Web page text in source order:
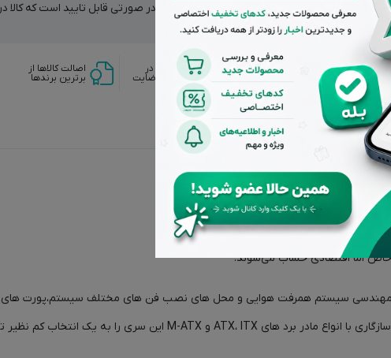
کالا در گروه مادربرد با دلیل "انصراف از خرید" تنها در صورتی قابل تایید است که کالا
نباید باز شده باشد).
پشتیبانی از ساعت 9
تا 20 بجز ایام
تعطیل
بازگشت وجه در
صورت عدم رضایت
اصالت کالاها از
برترین برندها
اما اقتصادی حساب می‌شوند.
مهندسی سیستم همرفت هوایی و محل های نصب فن های مختلف سیستم،پورت